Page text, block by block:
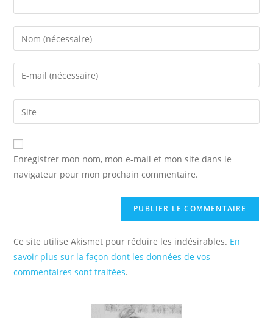
Enter
your
name
comment
Enter
your
email
address
comment
Saisir
l’URL
de
votre
(facultatif)
Enregistrer mon nom, mon e-mail et mon site dans le
navigateur pour mon prochain commentaire.
Ce site utilise Akismet pour réduire les indésirables. En
savoir plus sur la façon dont les données de vos
commentaires sont traitées.